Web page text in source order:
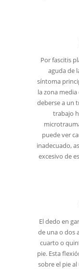
Por fascitis
aguda de
síntoma
la zona
deberse a un
trabajo
puede ver
inadecuado,
excesivo de
El dedo en
de una o dos
cuarto o
pie. Esta
sobre el pie